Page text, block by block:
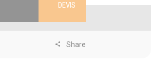
DEVIS
Share